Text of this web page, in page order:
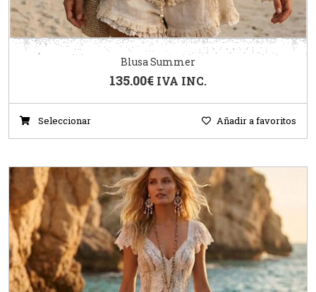
Blusa Summer
135.00€ IVA INC.
Seleccionar Añadir a favoritos